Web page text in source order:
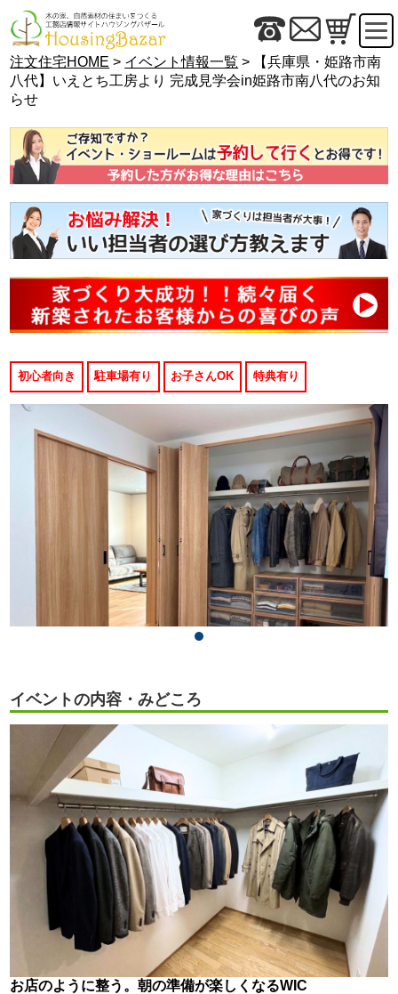
注文住宅HOME > イベント情報一覧 > 【兵庫県・姫路市南
八代】いえとち工房より 完成見学会in姫路市南八代のお知
らせ
初心者向き 駐車場有り お子さんOK 特典有り
イベントの内容・みどころ
お店のように整う。朝の準備が楽しくなるWIC